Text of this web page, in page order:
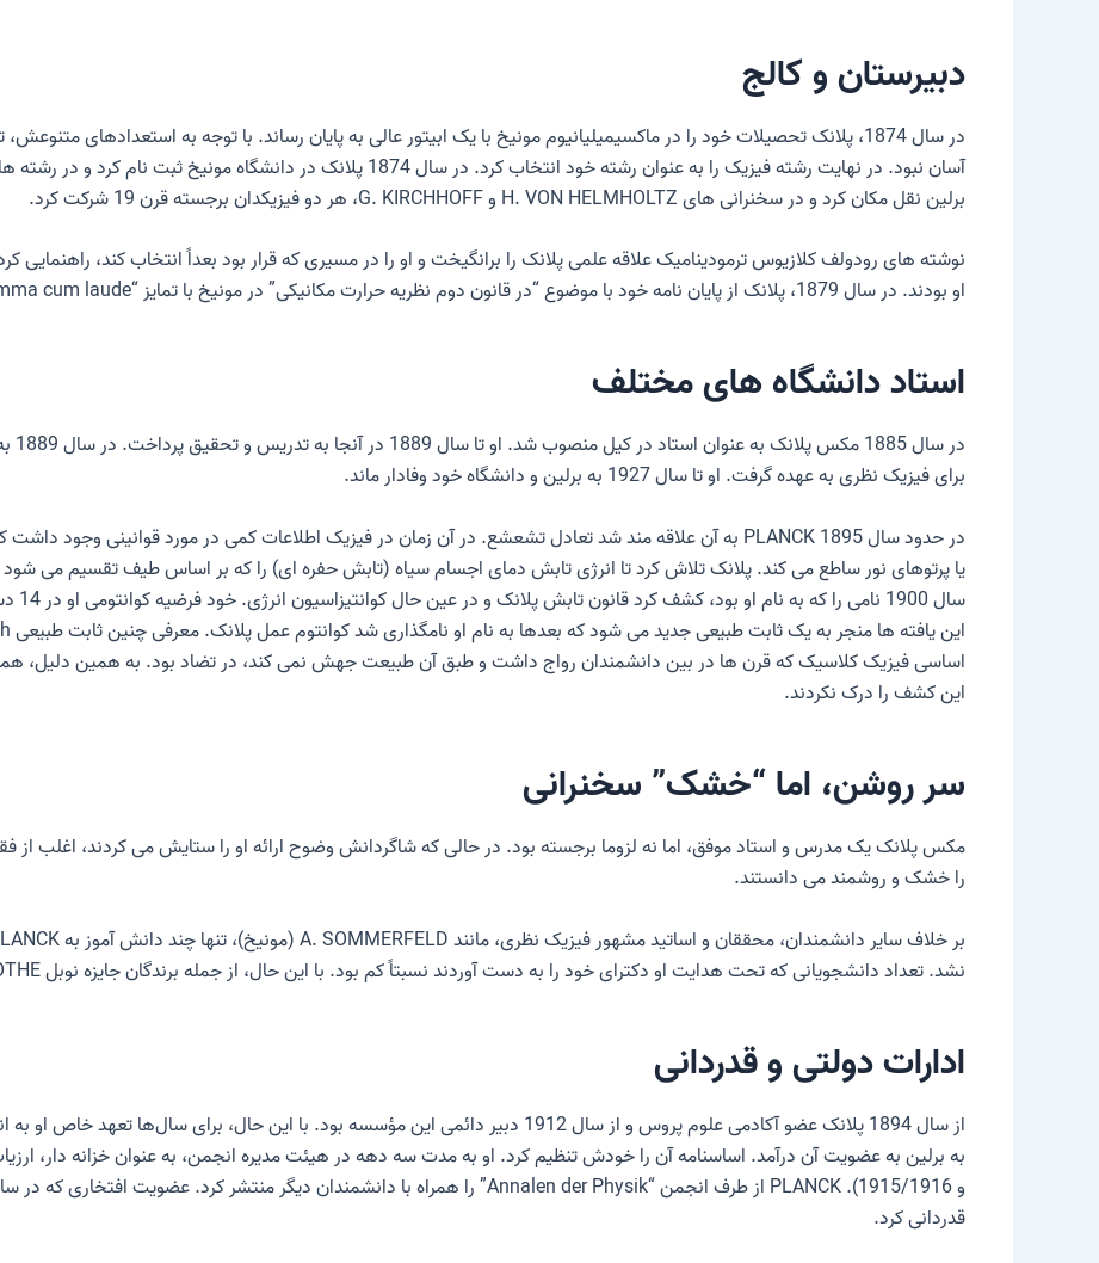
دبیرستان و کالج
در سال 1874، پلانک تحصیلات خود را در ماکسیمیلیانیوم مونیخ با یک ابیتور عالی به پایان رساند. با توجه به استعدادهای
برلین نقل مکان کرد و در سخنرانی های H. VON HELMHOLTZ و G. KIRCHHOFF، هر دو فیزیکدان برجسته قرن 19 شرکت کرد.
نوشته های رودولف کلازیوسترمودینامیکعلاقه علمی پلانک را برانگیخت و او را در مسیری که قرار بود بعداً انتخاب کند، راهنمایی
او بودند. در سال 1879، پلانک از پایان نامه خود با موضوع “در قانون دوم نظریه حرارت مکانیکی” در مونیخ با تمایز “summa cum laude” دفاع کرد.
استاد دانشگاه های مختلف
در
برای فیزیک نظری به عهده گرفت. او تا سال 1927 به برلین و دانشگاه خود وفادار ماند.
در حدود سال 1895 PLANCK به آن علاقه مند شد
تعادل تشعشع. در آن زمان در فیزیک اطلاعات کمی در مورد قوانینی وجود
یا پرتوهای نور ساطع می کند. پلانک تلاش کرد تا انرژی تابش دمای اجسام سیاه (تابش حفره ای) را که بر اساس طیف تقسیم می
سال 1900 نامی را که به نام او بود، کشف کرد
قانون تابش پلانکو در عین حالکوانتیزاسیون انرژی. خودفرضیه کوانتومی
این یافته ها منجر به یک ثابت طبیعی جدید می شود که بعدها به نام او نامگذاری شدکوانتوم عمل پلانک
اساسی فیزیک کلاسیک که قرن ها در بین دانشمندان رواج داشت و طبق آن طبیعت جهش نمی کند، در تضاد بود. به همین دلیل، همه
این کشف را درک نکردند.
سر روشن، اما “خشک” سخنرانی
مکس پلانک یک مدرس و استاد موفق، اما نه لزوما برجسته بود. در حالی که شاگردانش وضوح ارائه او را ستایش می کردند، اغلب از
را خشک و روشمند می دانستند.
نشد. تعداد دانشجویانی که تحت هدایت او دکترای خود را به دست آوردند نسبتاً کم بود. با این حال، از جمله برندگان جایزه نوبل WALTHER BOTHE و MAX VON LAUE هستند.
ادارات دولتی و قدردانی
از سال 1894 پلانک عضو آکادمی علوم پروس و از سال 1912 دبیر دائمی این مؤسسه بود. با این حال،
قدردانی کرد.